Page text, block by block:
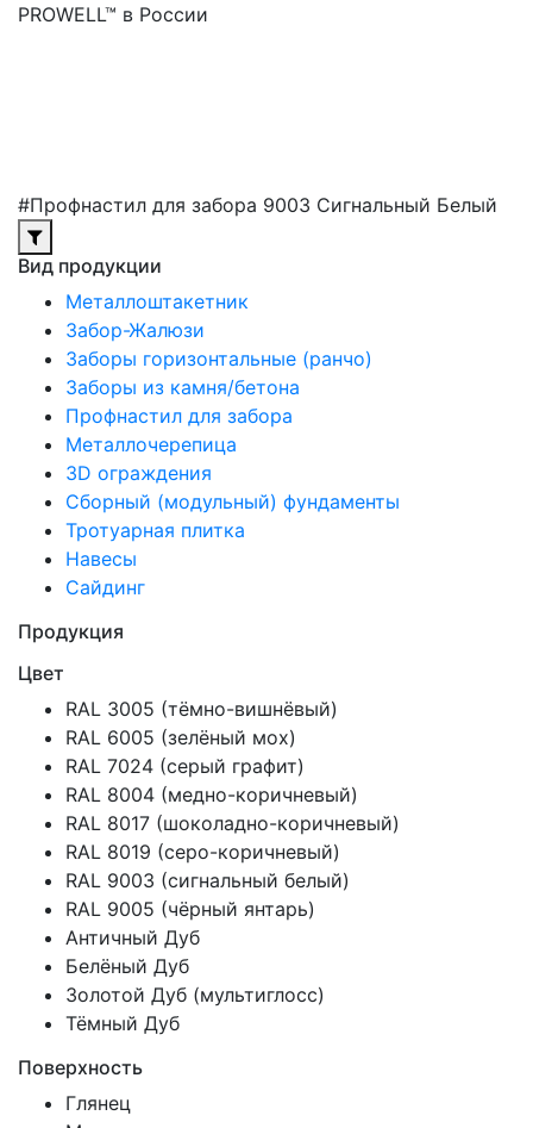
PROWELL™ в России
#Профнастил для забора 9003 Сигнальный Белый
Вид продукции
Металлоштакетник
Забор-Жалюзи
Заборы горизонтальные (ранчо)
Заборы из камня/бетона
Профнастил для забора
Металлочерепица
3D ограждения
Сборный (модульный) фундаменты
Тротуарная плитка
Навесы
Сайдинг
Продукция
Цвет
RAL 3005 (тёмно-вишнёвый)
RAL 6005 (зелёный мох)
RAL 7024 (серый графит)
RAL 8004 (медно-коричневый)
RAL 8017 (шоколадно-коричневый)
RAL 8019 (серо-коричневый)
RAL 9003 (сигнальный белый)
RAL 9005 (чёрный янтарь)
Античный Дуб
Белёный Дуб
Золотой Дуб (мультиглосс)
Тёмный Дуб
Поверхность
Глянец